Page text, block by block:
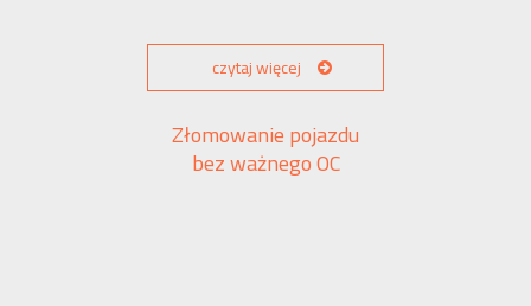
czytaj więcej
Złomowanie pojazdu
bez ważnego OC